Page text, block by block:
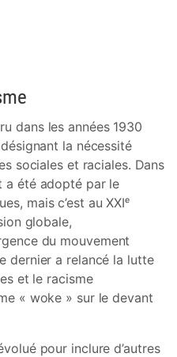
dans les années 1930
la nécessité
sociales et raciales. Dans
a été adopté par le
mais c’est au XXIᵉ
globale,
du mouvement
dernier a relancé la lutte
et le racisme
« woke » sur le devant
pour inclure d’autres